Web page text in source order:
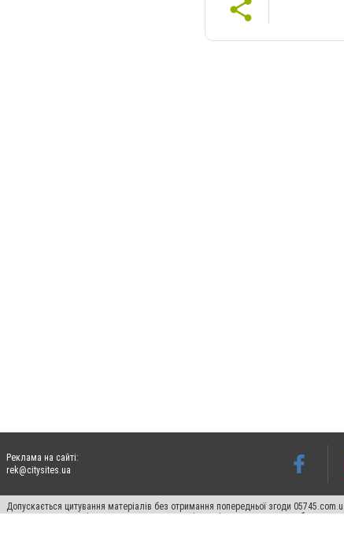
Реклама на сайті:
rek@citysites.ua
Допускається цитування матеріалів без отримання попередньої згоди
пошукових систем гіперпосилання на цитовані статті не нижче другого абзацу в